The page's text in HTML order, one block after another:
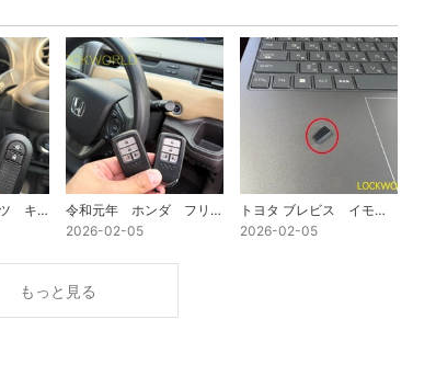
令和元年 ダイハツ キャスト スマートキー追加作製 富山の鍵屋
令和元年 ホンダ フリード スマートキー追加作製 富山の鍵屋
2026-02-05
トヨタ ブレビス イモビライザーデータ作製
2026-02-05
もっと見る